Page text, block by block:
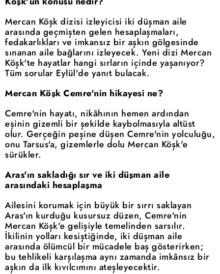
Mercan Köşk dizisi izleyicisi iki düşman aile
arasında geçmişten gelen hesaplaşmaları,
fedakarlıkları ve imkansız bir aşkın gölgesinde
sınanan aile bağlarını izleyecek. Yeni dizi Mercan
Köşk'te hayatlar hangi sırların içinde yaşanıyor?
Tüm sorular Eylül'de yanıt bulacak.
Mercan Köşk Cemre'nin hikayesi ne?
Cemre'nin hayatı, nikâhının hemen ardından
eşinin gizemli bir şekilde kaybolmasıyla altüst
olur. Gerçeğin peşine düşen Cemre'nin yolculuğu,
onu Tarsus'a, gizemlerle dolu Mercan Köşk'e
sürükler.
Aras'ın sakladığı sır ve iki düşman aile
arasındaki hesaplaşma
Ailesini korumak için büyük bir sırrı saklayan
Aras'ın kurduğu kusursuz düzen, Cemre'nin
Mercan Köşk'e gelişiyle temelinden sarsılır.
İkilinin yolları kesiştiğinde, iki düşman aile
arasında ölümcül bir mücadele baş gösterirken;
bu tehlikeli karşılaşma aynı zamanda imkânsız bir
aşkın da ilk kıvılcımını ateşleyecektir.